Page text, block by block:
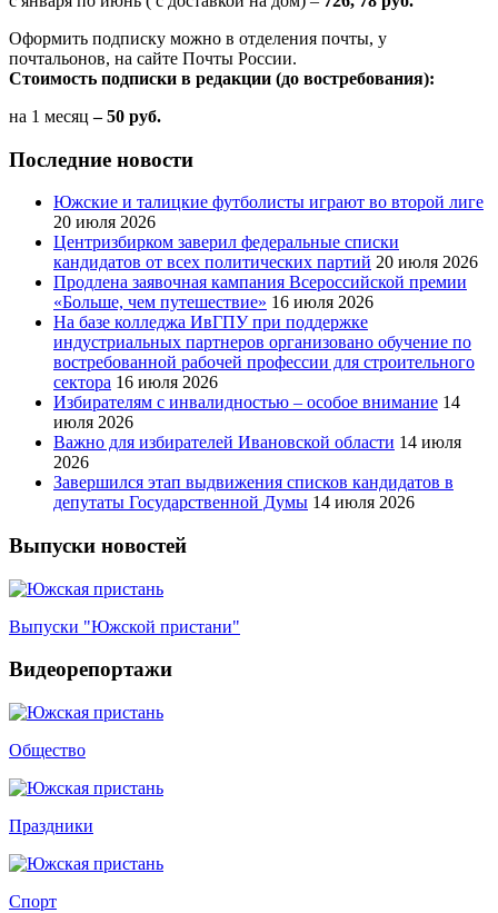
Оформить подписку можно в отделения почты, у
почтальонов, на сайте Почты России.
Стоимость подписки в редакции (до востребования):
на 1 месяц – 50 руб.
Последние новости
Южские и талицкие футболисты играют во второй лиге
20 июля 2026
Центризбирком заверил федеральные списки
кандидатов от всех политических партий 20 июля 2026
Продлена заявочная кампания Всероссийской премии
«Больше, чем путешествие» 16 июля 2026
На базе колледжа ИвГПУ при поддержке
индустриальных партнеров организовано обучение по
востребованной рабочей профессии для строительного
сектора 16 июля 2026
Избирателям с инвалидностью – особое внимание 14
июля 2026
Важно для избирателей Ивановской области 14 июля
2026
Завершился этап выдвижения списков кандидатов в
депутаты Государственной Думы 14 июля 2026
Выпуски новостей
Выпуски "Южской пристани"
Видеорепортажи
Общество
Праздники
Спорт